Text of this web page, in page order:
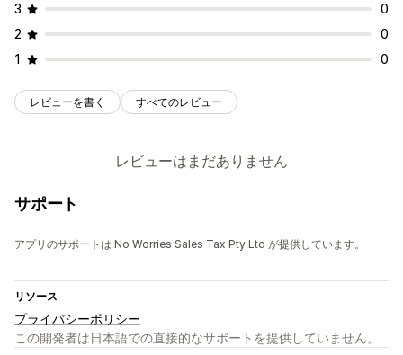
3
0
2
0
1
0
レビューを書く すべてのレビュー
レビューはまだありません
サポート
アプリのサポートは No Worries Sales Tax Pty Ltd が提供しています。
リソース
プライバシーポリシー
この開発者は日本語での直接的なサポートを提供していません。